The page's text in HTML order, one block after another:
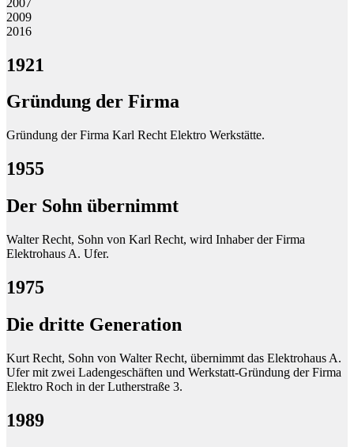
2009
2016
1921
Gründung der Firma
Gründung der Firma Karl Recht Elektro Werkstätte.
1955
Der Sohn übernimmt
Walter Recht, Sohn von Karl Recht, wird Inhaber der Firma
Elektrohaus A. Ufer.
1975
Die dritte Generation
Kurt Recht, Sohn von Walter Recht, übernimmt das Elektrohaus A.
Ufer mit zwei Ladengeschäften und Werkstatt-Gründung der Firma
Elektro Roch in der Lutherstraße 3.
1989